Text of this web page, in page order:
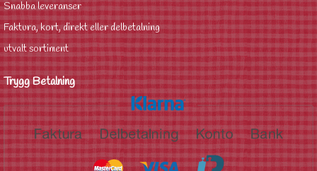
Snabba leveranser
Faktura, kort, direkt eller delbetalning
utvalt sortiment
Trygg Betalning